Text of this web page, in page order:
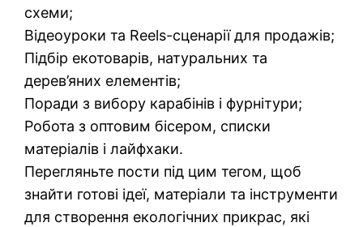
схеми;
Відеоуроки та Reels-сценарії для продажів;
Підбір екотоварів, натуральних та
дерев’яних елементів;
Поради з вибору карабінів і фурнітури;
Робота з оптовим бісером, списки
матеріалів і лайфхаки.
Перегляньте пости під цим тегом, щоб
знайти готові ідеї, матеріали та інструменти
для створення екологічних прикрас, які